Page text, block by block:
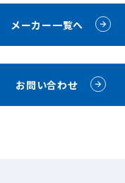
メーカー一覧へ
お問い合わせ